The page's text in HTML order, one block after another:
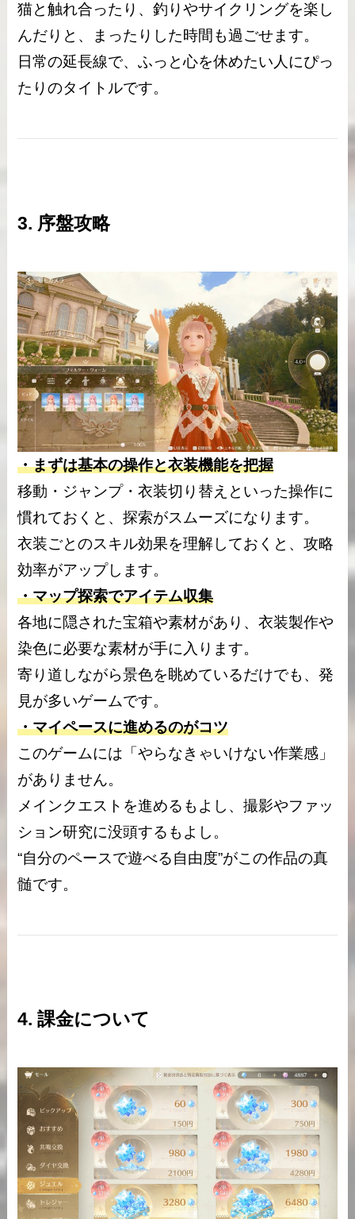
猫と触れ合ったり、釣りやサイクリングを楽し
んだりと、まったりした時間も過ごせます。
日常の延長線で、ふっと心を休めたい人にぴっ
たりのタイトルです。
3. 序盤攻略
・まずは基本の操作と衣装機能を把握
移動・ジャンプ・衣装切り替えといった操作に
慣れておくと、探索がスムーズになります。
衣装ごとのスキル効果を理解しておくと、攻略
効率がアップします。
・マップ探索でアイテム収集
各地に隠された宝箱や素材があり、衣装製作や
染色に必要な素材が手に入ります。
寄り道しながら景色を眺めているだけでも、発
見が多いゲームです。
・マイペースに進めるのがコツ
このゲームには「やらなきゃいけない作業感」
がありません。
メインクエストを進めるもよし、撮影やファッ
ション研究に没頭するもよし。
“自分のペースで遊べる自由度”がこの作品の真
髄です。
4. 課金について